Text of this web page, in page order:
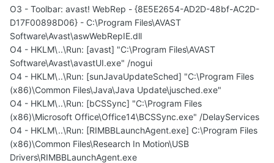
O3 - Toolbar: avast! WebRep - {8E5E2654-AD2D-48bf-AC2D-
D17F00898D06} - C:\Program Files\AVAST
Software\Avast\aswWebRepIE.dll
O4 - HKLM\..\Run: [avast] "C:\Program Files\AVAST
Software\Avast\avastUI.exe" /nogui
O4 - HKLM\..\Run: [sunJavaUpdateSched] "C:\Program Files
(x86)\Common Files\Java\Java Update\jusched.exe"
O4 - HKLM\..\Run: [bCSSync] "C:\Program Files
(x86)\Microsoft Office\Office14\BCSSync.exe" /DelayServices
O4 - HKLM\..\Run: [RIMBBLaunchAgent.exe] C:\Program Files
(x86)\Common Files\Research In Motion\USB
Drivers\RIMBBLaunchAgent.exe